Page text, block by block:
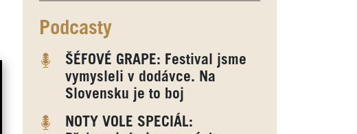
Podcasty
ŠÉFOVÉ GRAPE: Festival jsme
vymysleli v dodávce. Na
Slovensku je to boj
NOTY VOLE SPECIÁL: